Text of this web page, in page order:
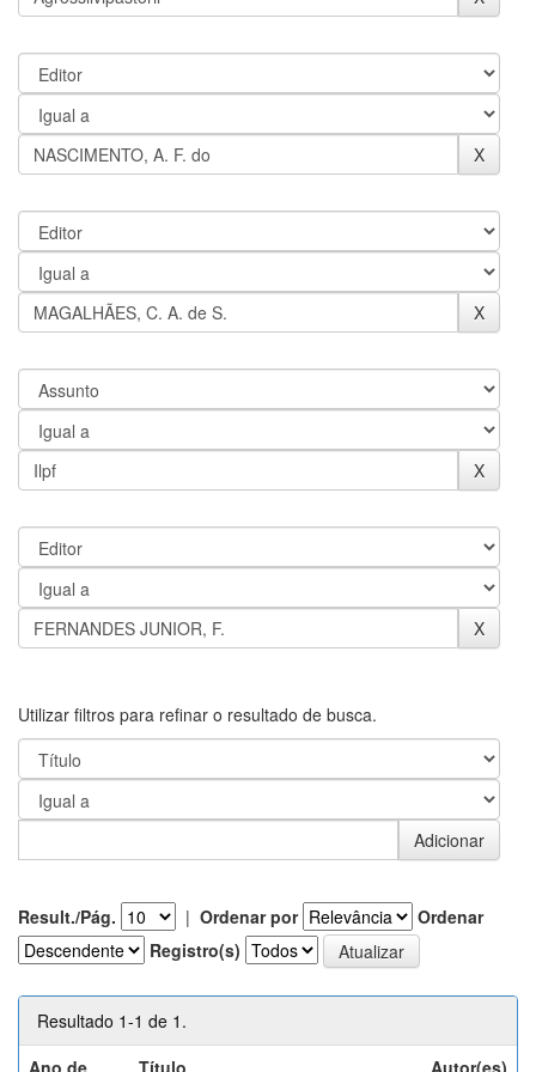
Utilizar filtros para refinar o resultado de busca.
Result./Pág. | Ordenar por
Ordenar
Registro(s)
Resultado 1-1 de 1.
Ano de
Título Autor(es)